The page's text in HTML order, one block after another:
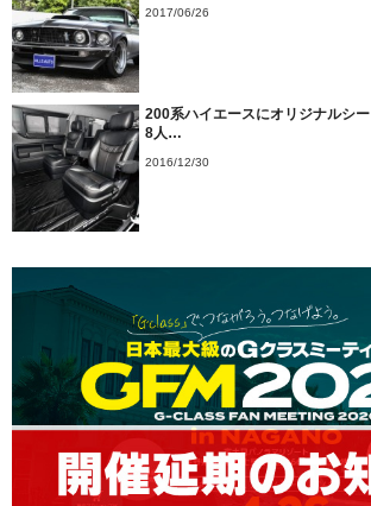
2017/06/26
200系ハイエースにオリジナルシ
8人…
2016/12/30